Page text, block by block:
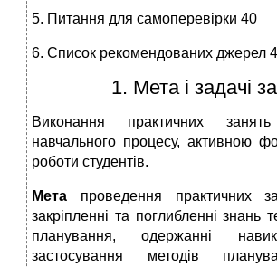
5. Питання для самоперевірки 40
6. Список рекомендованих джерел
1. Мета і задачі
Виконання практичних
навчального процесу, активною
роботи студентів.
Мета проведення практичних
закріпленні та поглибленні знань
планування, одержанні
застосування методів